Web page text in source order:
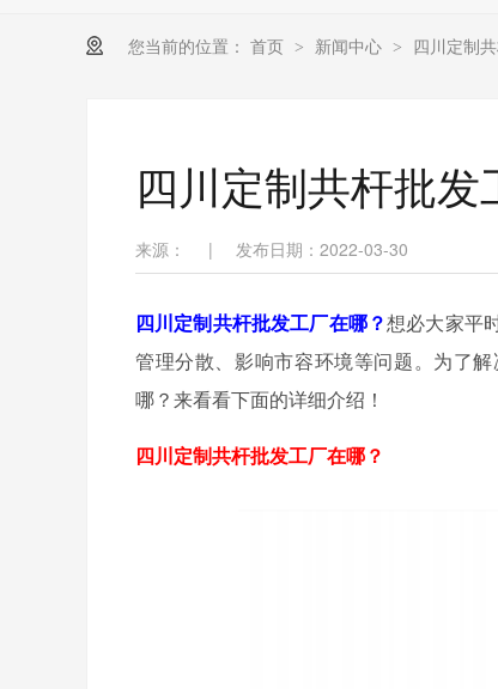
您当前的位置： 首页 > 新闻中心 > 四川定制
四川定制共杆批发
来源： | 发布日期：2022-03-30
四川定制共杆批发工厂在哪？想必大家平
管理分散、影响市容环境等问题。为了
哪？来看看下面的详细介绍！
四川定制共杆批发工厂在哪？